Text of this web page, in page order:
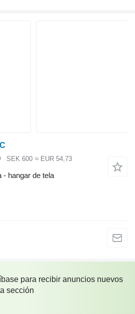
SEK 600 ≈ EUR 54,73
- hangar de tela
para recibir anuncios nuevos
sección